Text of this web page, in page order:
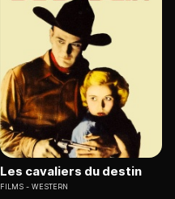
Les cavaliers du destin
FILMS WESTERN